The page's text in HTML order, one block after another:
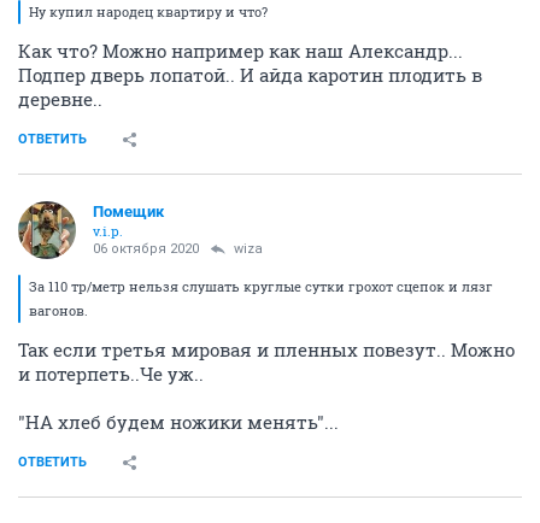
Ну купил народец квартиру и что?
Как что? Можно например как наш Александр...
Подпер дверь лопатой.. И айда каротин плодить в
деревне..
ОТВЕТИТЬ
Помещик
v.i.p.
06 октября 2020 wiza
За 110 тр/метр нельзя слушать круглые сутки грохот сцепок и лязг
вагонов.
Так если третья мировая и пленных повезут.. Можно
и потерпеть..Че уж..
"НА хлеб будем ножики менять"...
ОТВЕТИТЬ